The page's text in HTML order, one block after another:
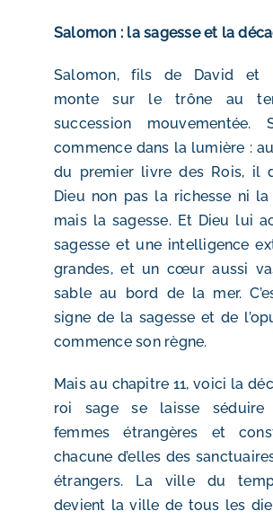
Salomon : la sagesse et la
Salomon, fils de David et
monte sur le trône au
succession mouvementée.
commence dans la lumière :
du premier livre des Rois, il
Dieu non pas la richesse ni la
mais la sagesse. Et Dieu lui
sagesse et une intelligence
grandes, et un cœur aussi
sable au bord de la mer.
signe de la sagesse et de
commence son règne.
Mais au chapitre 11, voici la
roi sage se laisse
femmes étrangères et
chacune d’elles des
étrangers. La ville du
devient la ville de tous les